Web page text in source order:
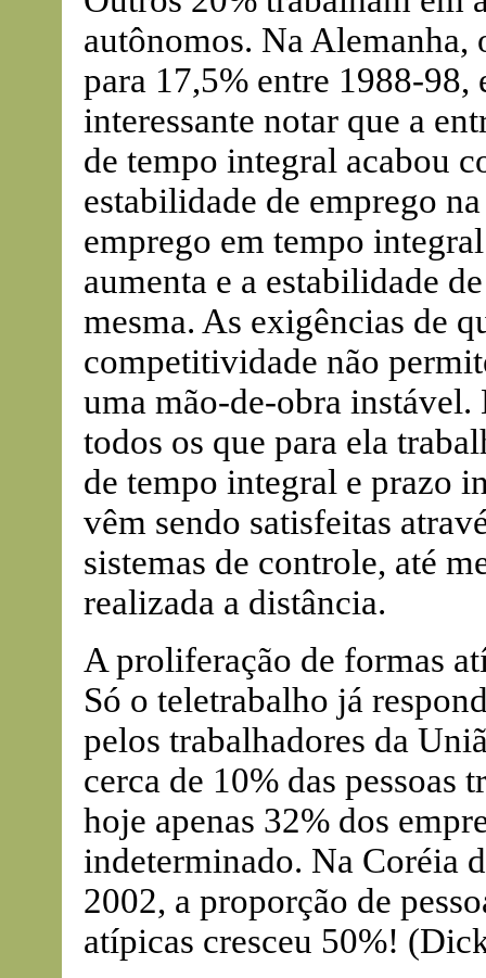
autônomos. Na Alemanha,
para 17,5% entre 1988-98,
interessante notar que a
de tempo integral acabou
estabilidade de emprego
emprego em tempo
aumenta e a estabilidade
mesma. As exigências de
competitividade não
uma mão-de-obra
todos os que para ela
de tempo integral e prazo
vêm sendo satisfeitas
sistemas de controle, até
realizada a distância.
A proliferação de formas
Só o teletrabalho já
pelos trabalhadores da
cerca de 10% das pessoas
hoje apenas 32% dos
indeterminado. Na Coréia
2002, a proporção de
atípicas cresceu 50%!